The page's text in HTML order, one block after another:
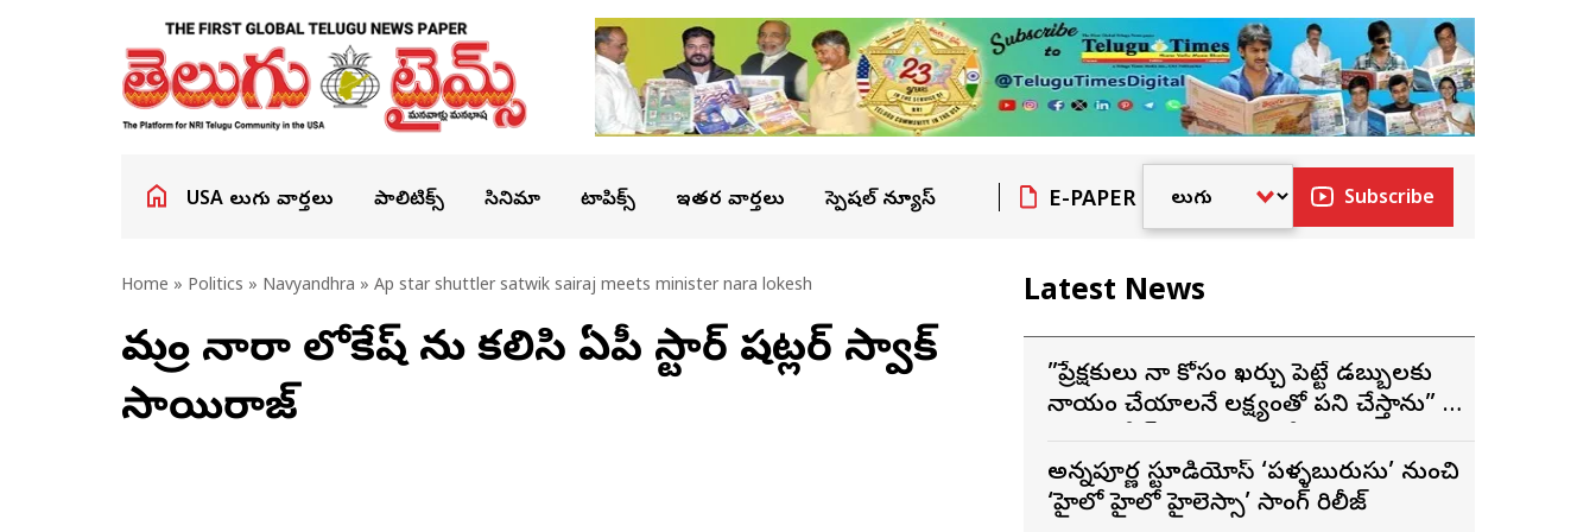
USA తెలుగు వార్తలు పాలిటిక్స్ సినిమా టాపిక్స్ ఇతర వార్తలు స్పెషల్ న్యూస్ E-PAPER Subscribe
Home » Politics » Navyandhra » Ap star shuttler satwik sairaj meets minister nara lokesh
మంత్రి నారా లోకేష్ ను కలిసి ఏపీ స్టార్ షట్లర్ సాత్విక్
సాయిరాజ్
Latest News
”ప్రేక్షకులు నా కోసం ఖర్చు పెట్టే డబ్బులకు
న్యాయం చేయాలనే లక్ష్యంతో పని చేస్తాను” –
అన్నపూర్ణ స్టూడియోస్ ‘పళ్ళబురుసు’ నుంచి
‘హైలో హైలో హైలెస్సా’ సాంగ్ రిలీజ్